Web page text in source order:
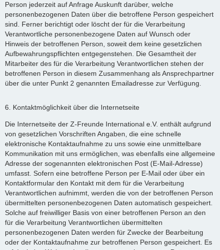
Person jederzeit auf Anfrage Auskunft darüber, welche
personenbezogenen Daten über die betroffene Person gespeichert
sind. Ferner berichtigt oder löscht der für die Verarbeitung
Verantwortliche personenbezogene Daten auf Wunsch oder
Hinweis der betroffenen Person, soweit dem keine gesetzlichen
Aufbewahrungspflichten entgegenstehen. Die Gesamtheit der
Mitarbeiter des für die Verarbeitung Verantwortlichen stehen der
betroffenen Person in diesem Zusammenhang als Ansprechpartner
über die unter Punkt 2 genannten Emailadresse zur Verfügung.
6. Kontaktmöglichkeit über die Internetseite
Die Internetseite der Z-Freunde International e.V. enthält aufgrund
von gesetzlichen Vorschriften Angaben, die eine schnelle
elektronische Kontaktaufnahme zu uns sowie eine unmittelbare
Kommunikation mit uns ermöglichen, was ebenfalls eine allgemeine
Adresse der sogenannten elektronischen Post (E-Mail-Adresse)
umfasst. Sofern eine betroffene Person per E-Mail oder über ein
Kontaktformular den Kontakt mit dem für die Verarbeitung
Verantwortlichen aufnimmt, werden die von der betroffenen Person
übermittelten personenbezogenen Daten automatisch gespeichert.
Solche auf freiwilliger Basis von einer betroffenen Person an den
für die Verarbeitung Verantwortlichen übermittelten
personenbezogenen Daten werden für Zwecke der Bearbeitung
oder der Kontaktaufnahme zur betroffenen Person gespeichert. Es